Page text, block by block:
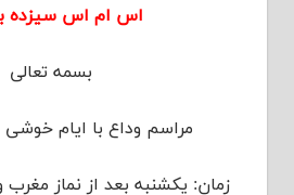
اس ام اس سیزده
ﺑﺴﻤﻪ ﺗﻌﺎﻟﯽ
ﻣﺮﺍﺳﻢ ﻭﺩﺍﻉ ﺑﺎ ﺍﯾﺎﻡ
ﺯﻣﺎﻥ: یکشنبه ﺑﻌﺪ ﺍﺯ ﻧﻤﺎﺯ